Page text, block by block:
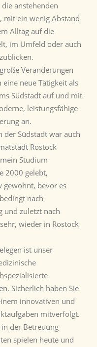
anstehenden
mit ein wenig Abstand
Alltag auf die
im Umfeld oder auch
Veränderungen
neue Tätigkeit als
Südstadt auf und mit
leistungsfähige
an.
Südstadt war auch
Rostock
Studium
2000 gelebt,
gewohnt, bevor es
nach
und zuletzt nach
wieder in Rostock
ist unser
Sicherlich haben Sie
innovativen und
mitverfolgt.
der Betreuung
spielen heute und